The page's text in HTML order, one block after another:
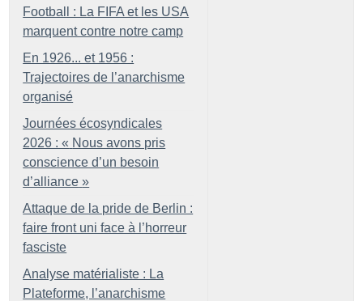
Football : La FIFA et les USA
marquent contre notre camp
En 1926... et 1956 :
Trajectoires de l’anarchisme
organisé
Journées écosyndicales
2026 : « Nous avons pris
conscience d’un besoin
d’alliance »
Attaque de la pride de Berlin :
faire front uni face à l’horreur
fasciste
Analyse matérialiste : La
Plateforme, l’anarchisme